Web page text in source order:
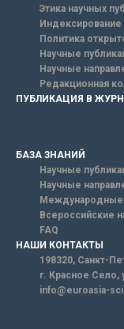
Этика научных
Индексирование
Политика
Научные
Научные
Редакционная
ПУБЛИКАЦИЯ В
БАЗА ЗНАНИЙ
Научные
Научные
Международные
Всероссийские
FAQ
НАШИ КОНТАКТЫ
198320, Санкт-
г. Красное Село,
info@euroasia-